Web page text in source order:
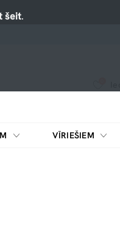
VĪRIEŠIEM
šeit.